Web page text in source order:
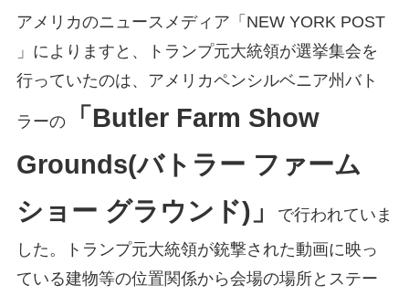
アメリカのニュースメディア「NEW YORK POST
」によりますと、トランプ元大統領が選挙集会を
行っていたのは、アメリカペンシルベニア州バト
ラーの「Butler Farm Show
Grounds(バトラー ファーム
ショー グラウンド)」
で行われていま
した。トランプ元大統領が銃撃された動画に映っ
ている建物等の位置関係から会場の場所とステー